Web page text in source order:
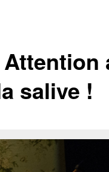
Attention
salive !